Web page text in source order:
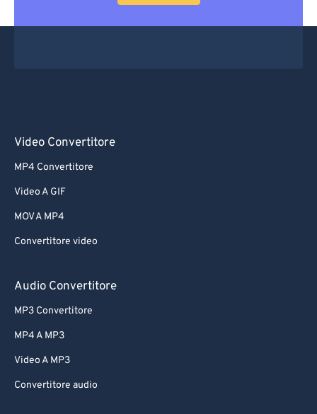
Video Convertitore
MP4 Convertitore
Video A GIF
MOV A MP4
Convertitore video
Audio Convertitore
MP3 Convertitore
MP4 A MP3
Video A MP3
Convertitore audio